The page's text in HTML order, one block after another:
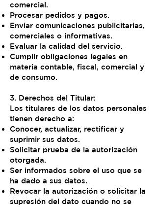
comercial.
Procesar pedidos y pagos.
Enviar comunicaciones publicitarias,
comerciales o informativas.
Evaluar la calidad del servicio.
Cumplir obligaciones legales en
materia contable, fiscal, comercial y
de consumo.
3. Derechos del Titular:
Los titulares de los datos personales
tienen derecho a:
Conocer, actualizar, rectificar y
suprimir sus datos.
Solicitar prueba de la autorización
otorgada.
Ser informados sobre el uso que se
ha dado a sus datos.
Revocar la autorización o solicitar la
supresión del dato cuando no se